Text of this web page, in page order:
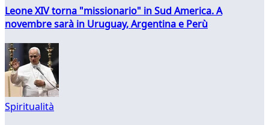
Leone XIV torna "missionario" in Sud America. A
novembre sarà in Uruguay, Argentina e Perù
Spiritualità